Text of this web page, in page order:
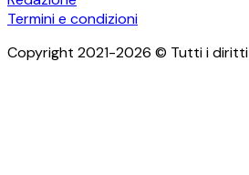
Termini e condizioni
Copyright 2021-2026 © Tutti i diritti